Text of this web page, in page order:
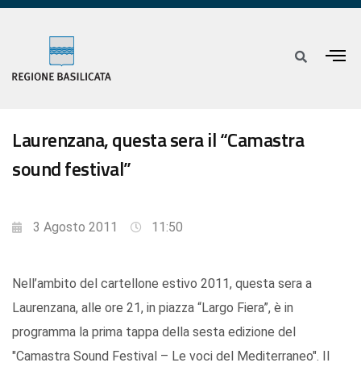
Laurenzana, questa sera il “Camastra
sound festival”
3 Agosto 2011 11:50
Nell’ambito del cartellone estivo 2011, questa sera a
Laurenzana, alle ore 21, in piazza “Largo Fiera”, è in
programma la prima tappa della sesta edizione del
"Camastra Sound Festival – Le voci del Mediterraneo". Il